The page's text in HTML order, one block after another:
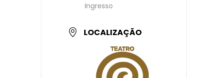
Ingresso
LOCALIZAÇÃO